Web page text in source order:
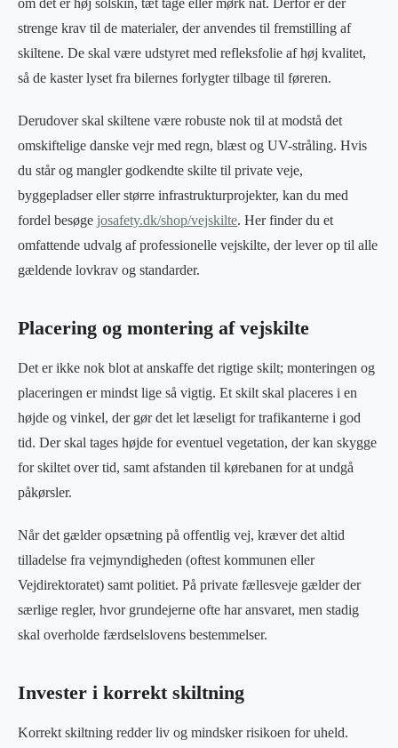
strenge krav til de materialer, der anvendes til fremstilling af
skiltene. De skal være udstyret med refleksfolie af høj kvalitet,
så de kaster lyset fra bilernes forlygter tilbage til føreren.
Derudover skal skiltene være robuste nok til at modstå det
omskiftelige danske vejr med regn, blæst og UV-stråling. Hvis
du står og mangler godkendte skilte til private veje,
byggepladser eller større infrastrukturprojekter, kan du med
fordel besøge josafety.dk/shop/vejskilte. Her finder du et
omfattende udvalg af professionelle vejskilte, der lever op til alle
gældende lovkrav og standarder.
Placering og montering af vejskilte
Det er ikke nok blot at anskaffe det rigtige skilt; monteringen og
placeringen er mindst lige så vigtig. Et skilt skal placeres i en
højde og vinkel, der gør det let læseligt for trafikanterne i god
tid. Der skal tages højde for eventuel vegetation, der kan skygge
for skiltet over tid, samt afstanden til kørebanen for at undgå
påkørsler.
Når det gælder opsætning på offentlig vej, kræver det altid
tilladelse fra vejmyndigheden (oftest kommunen eller
Vejdirektoratet) samt politiet. På private fællesveje gælder der
særlige regler, hvor grundejerne ofte har ansvaret, men stadig
skal overholde færdselslovens bestemmelser.
Invester i korrekt skiltning
Korrekt skiltning redder liv og mindsker risikoen for uheld.